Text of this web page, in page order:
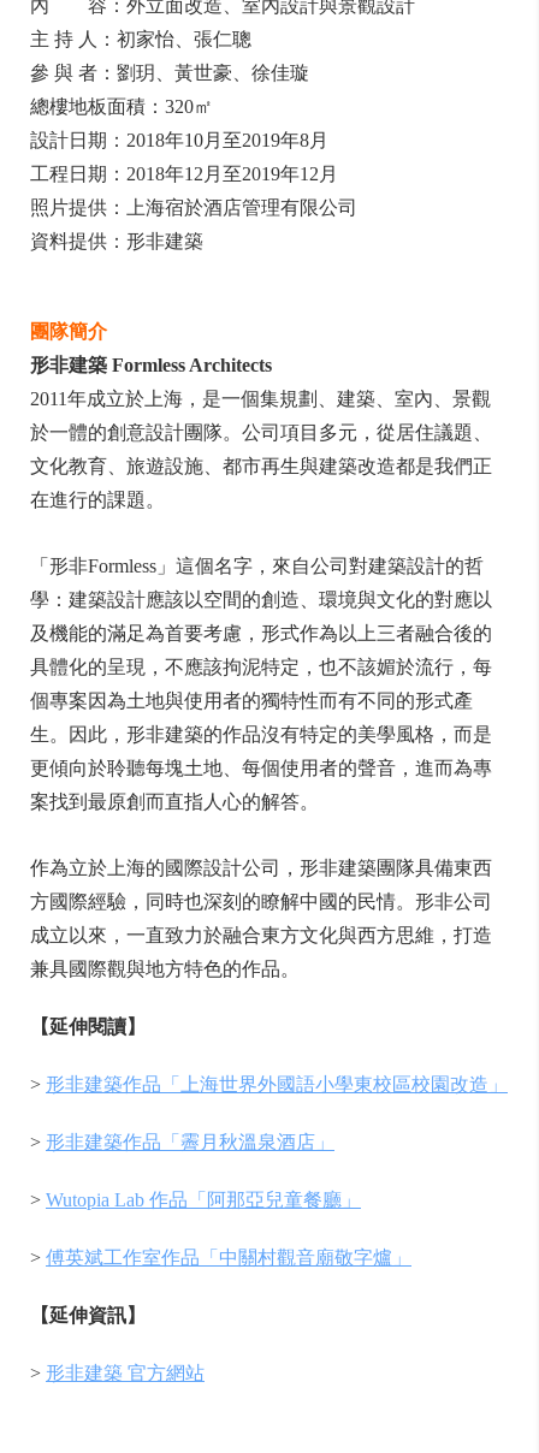
內 容：外立面改造、室內設計與景觀設計
主 持 人：初家怡、張仁聰
參 與 者：劉玥、黃世豪、徐佳璇
總樓地板面積：320㎡
設計日期：2018年10月至2019年8月
工程日期：2018年12月至2019年12月
照片提供：上海宿於酒店管理有限公司
資料提供：形非建築
團隊簡介
形非建築 Formless Architects
2011年成立於上海，是一個集規劃、建築、室內、景觀
於一體的創意設計團隊。公司項目多元，從居住議題、
文化教育、旅遊設施、都市再生與建築改造都是我們正
在進行的課題。
「形非Formless」這個名字，來自公司對建築設計的哲
學：建築設計應該以空間的創造、環境與文化的對應以
及機能的滿足為首要考慮，形式作為以上三者融合後的
具體化的呈現，不應該拘泥特定，也不該媚於流行，每
個專案因為土地與使用者的獨特性而有不同的形式產
生。因此，形非建築的作品沒有特定的美學風格，而是
更傾向於聆聽每塊土地、每個使用者的聲音，進而為專
案找到最原創而直指人心的解答。
作為立於上海的國際設計公司，形非建築團隊具備東西
方國際經驗，同時也深刻的瞭解中國的民情。形非公司
成立以來，一直致力於融合東方文化與西方思維，打造
兼具國際觀與地方特色的作品。
【延伸閱讀】
> 形非建築作品「上海世界外國語小學東校區校園改造」
> 形非建築作品「霽月秋溫泉酒店」
> Wutopia Lab 作品「阿那亞兒童餐廳」
> 傅英斌工作室作品「中關村觀音廟敬字爐」
【延伸資訊】
> 形非建築 官方網站